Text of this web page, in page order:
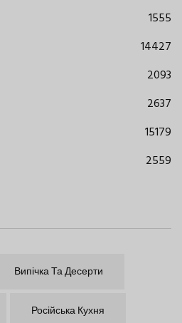
1555
14427
2093
2637
15179
2559
Випічка Та Десерти
Російська Кухня